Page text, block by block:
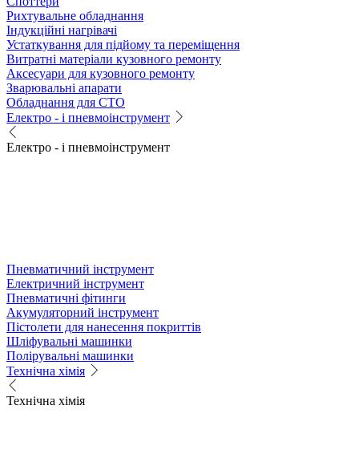
Рихтувальне обладнання
Індукційні нагрівачі
Устаткування для підйому та переміщення
Витратні матеріали кузовного ремонту
Аксесуари для кузовного ремонту
Зварювальні апарати
Обладнання для СТО
Електро - і пневмоінструмент
Електро - і пневмоінструмент
Пневматичний інструмент
Електричний інструмент
Пневматичні фітинги
Акумуляторний інструмент
Пістолети для нанесення покриттів
Шліфувальні машинки
Полірувальні машинки
Технічна хімія
Технічна хімія